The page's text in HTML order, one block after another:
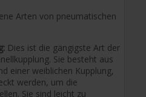
Arten von pneumatischen
Dies ist die gängigste Art der
Sie besteht aus
einer weiblichen Kupplung,
werden, um die
Sie sind leicht zu